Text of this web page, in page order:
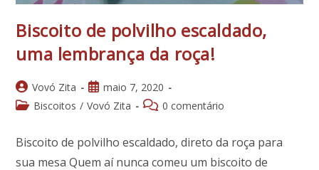
Biscoito de polvilho escaldado,
uma lembrança da roça!
Autor
do
Vovó Zita
Post
publicado:
maio 7, 2020
Categoria
Biscoitos / Vovó Zita
Comentários
0 comentário
Biscoito de polvilho escaldado, direto da roça para
sua mesa Quem aí nunca comeu um biscoito de